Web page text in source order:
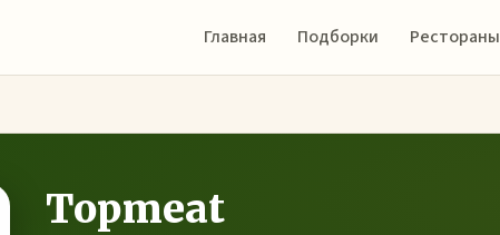
Главная Подборки Рестораны
Topmeat